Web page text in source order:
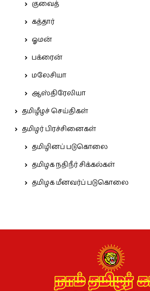
குவைத்
கத்தார்
ஓமன்
பக்ரைன்
மலேசியா
ஆஸ்திரேலியா
தமிழீழச் செய்திகள்
தமிழர் பிரச்சினைகள்
தமிழினப் படுகொலை
தமிழக நதிநீர் சிக்கல்கள்
தமிழக மீனவர்ப் படுகொலை